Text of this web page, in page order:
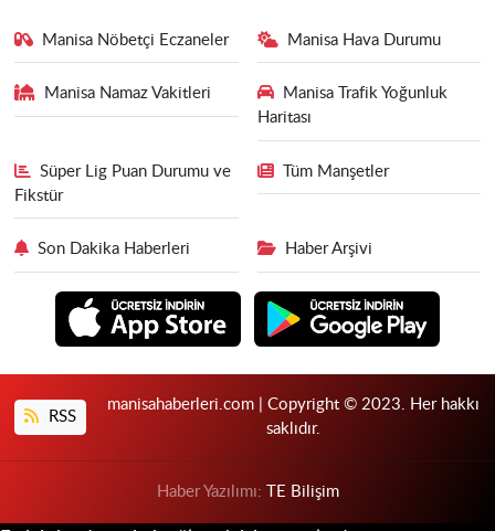
Manisa Nöbetçi Eczaneler Manisa Hava Durumu
Manisa Namaz Vakitleri
Manisa Trafik Yoğunluk
Haritası
Süper Lig Puan Durumu ve
Fikstür
Tüm Manşetler
Son Dakika Haberleri Haber Arşivi
RSS
manisahaberleri.com | Copyright © 2023. Her hakkı
saklıdır.
Haber Yazılımı: TE Bilişim